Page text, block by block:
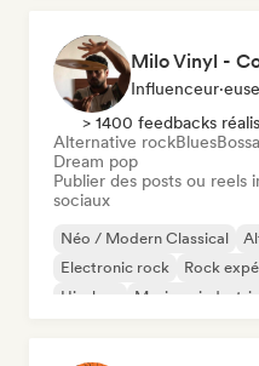
Milo Vinyl -
> 1400 feedbacks
Alternative rockBlues
Dream pop
Publier des posts ou reels
sociaux
Néo / Modern Classical
Electronic rock
Rock
Hip-hop
Musique